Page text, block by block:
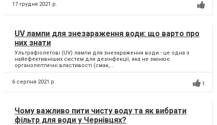
17 грудня 2021 р.
UV лампи для знезараження води: що варто про
них знати
Ультрафіолетові (UV) лампи для знезараження води - це одна з
найефективніших систем для дезінфекції, яка не змінює
органолептичні властивості (смак,...
6 серпня 2021 р. 1
Чому важливо пити чисту воду та як вибрати
фільтр для води у Чернівцях?